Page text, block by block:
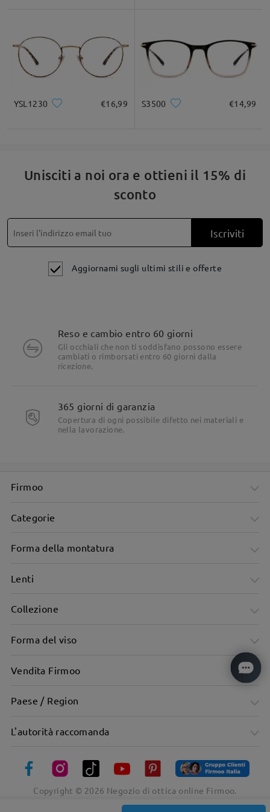
LiveChat (24 ore su 24, 7 giorni su 7) o via email all'indirizzo
service@firmoo.it.
su Apr 24 , 2026
YSL1230 €16,99 S3500 €14,99
Unisciti a noi ora e ottieni il 15% di
sconto
Iscriviti
Aggiornami sugli ultimi stili e offerte
Reso e cambio entro 60 giorni
Gli occhiali che non ti soddisfano possono essere
cambiati o rimborsati entro 60 giorni dalla
ricezione.
365 giorni di garanzia
Copertura di ogni possibile difetto nei materiali e
nella lavorazione.
Firmoo
Categorie
Forma della montatura
Lenti
Collezione
Forma del viso
Vendita Firmoo
Paese / Region
L'autorità raccomanda
Copyright © 2026 Negozio di ottica online Firmoo.